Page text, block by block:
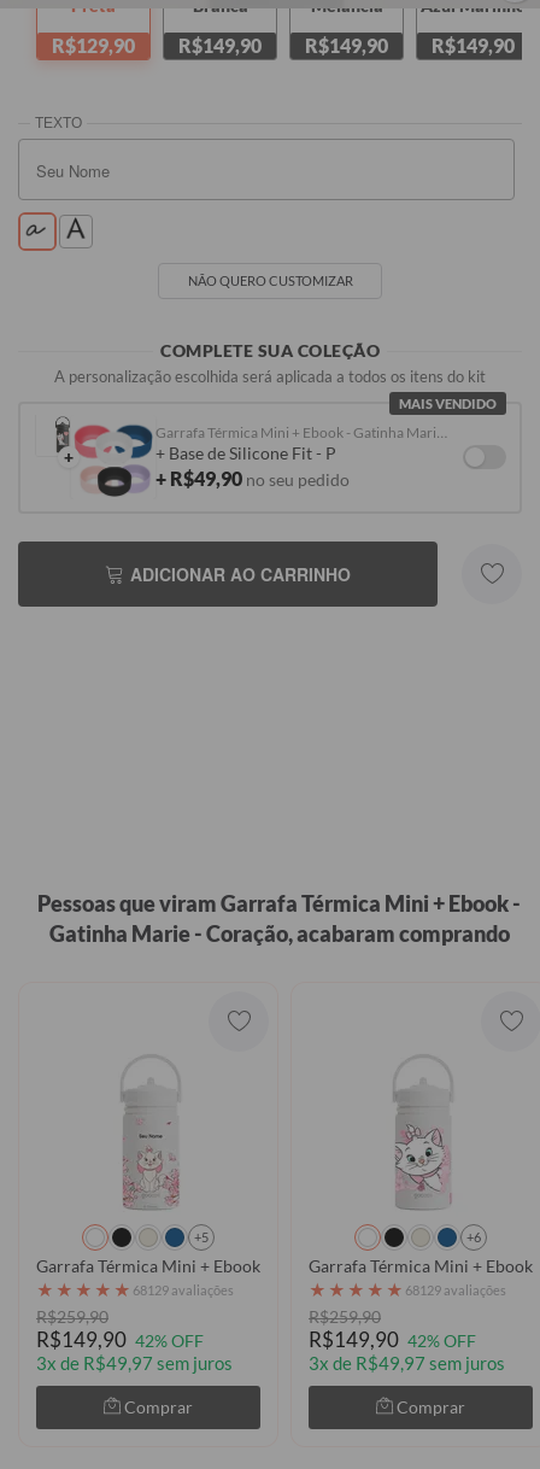
Preta
R$129,90
Branca
R$149,90
Melancia
R$149,90
Azul Marinho
R$149,90
NÃO QUERO CUSTOMIZAR
COMPLETE SUA COLEÇÃO
A personalização escolhida será aplicada a todos os itens do kit
MAIS VENDIDO
+ + Base de Silicone Fit - P
+ R$49,90 no seu pedido
ADICIONAR AO CARRINHO
Pessoas que viram Garrafa Térmica Mini + Ebook -
Gatinha Marie - Coração, acabaram comprando
+5
Garrafa Térmica Mini + Ebook - Marie Classical Rose
★ ★ ★ ★ ★ 68129 avaliações
R$259,90
R$149,90 42% OFF
3x de R$49,97 sem juros
Comprar
+6
Garrafa Térmica Mini + Ebook
★ ★ ★ ★ ★ 68129 avaliações
R$259,90
R$149,90 42% OFF
3x de R$49,97 sem juros
Comprar